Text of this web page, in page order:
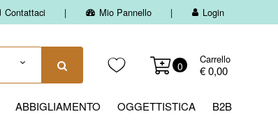
Contattaci Mio Pannello Login
0
Carrello
€ 0,00
ABBIGLIAMENTO OGGETTISTICA B2B